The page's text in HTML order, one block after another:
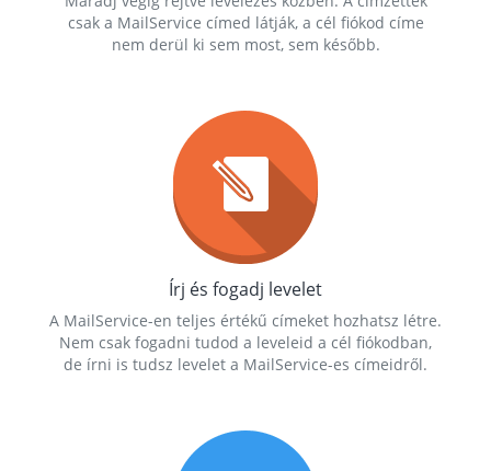
csak a MailService címed látják, a cél fiókod címe
nem derül ki sem most, sem később.
Írj és fogadj levelet
A MailService-en teljes értékű címeket hozhatsz létre.
Nem csak fogadni tudod a leveleid a cél fiókodban,
de írni is tudsz levelet a MailService-es címeidről.